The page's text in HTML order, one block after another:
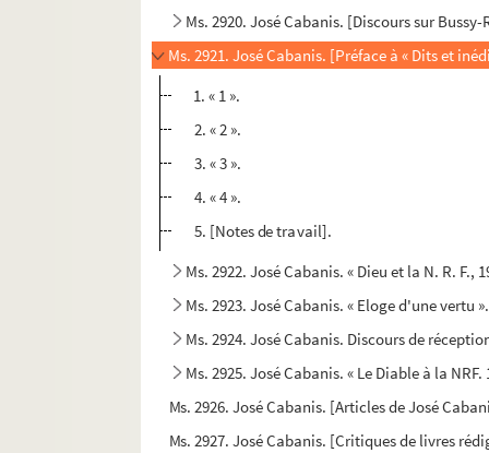
Ms. 2920. José Cabanis. [Discours sur
Ms. 2921. José Cabanis. [Préface à « Dits et
1. « 1 ».
2. « 2 ».
3. « 3 ».
4. « 4 ».
5. [Notes de travail].
Ms. 2922. José Cabanis. « Dieu et la N. R. F.,
Ms. 2923. José Cabanis. « Eloge d'une vertu ».
Ms. 2924. José Cabanis. Discours de
Ms. 2925. José Cabanis. « Le Diable à la NRF.
Ms. 2926. José Cabanis. [Articles de José
Ms. 2927. José Cabanis. [Critiques de livres